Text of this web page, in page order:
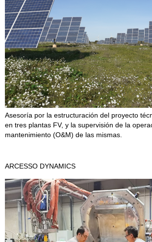
Asesoría por la estructuración del proyecto
en tres plantas FV, ​​y la supervisión de la
mantenimiento (O&M) de las mismas.
ARCESSO DYNAMICS